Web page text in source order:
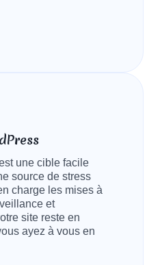
une cible facile
source de stress
charge les mises à
et
site reste en
ayez à vous en